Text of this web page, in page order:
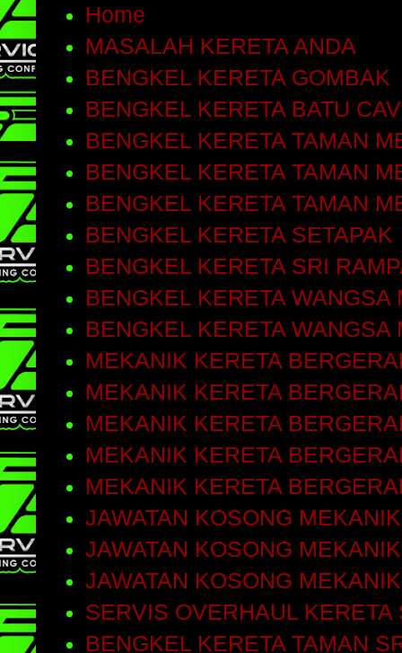
Home
MASALAH KERETA ANDA
BENGKEL KERETA GOMBAK
BENGKEL KERETA BATU
BENGKEL KERETA TAMAN
BENGKEL KERETA TAMAN
BENGKEL KERETA TAMAN
BENGKEL KERETA SETAPAK
BENGKEL KERETA SRI
BENGKEL KERETA WANGSA
BENGKEL KERETA WANGSA
MEKANIK KERETA
MEKANIK KERETA
MEKANIK KERETA
MEKANIK KERETA
MEKANIK KERETA
JAWATAN KOSONG MEKANIK
JAWATAN KOSONG
JAWATAN KOSONG
SERVIS OVERHAUL KERETA
BENGKEL KERETA TAMAN